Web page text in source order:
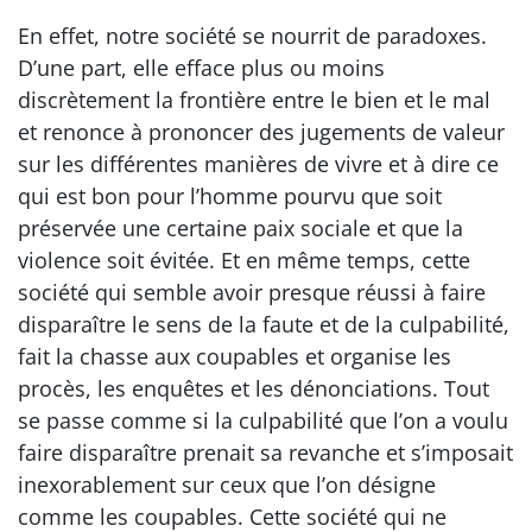
En effet, notre société se nourrit de paradoxes.
D’une part, elle efface plus ou moins
discrètement la frontière entre le bien et le mal
et renonce à prononcer des jugements de valeur
sur les différentes manières de vivre et à dire ce
qui est bon pour l’homme pourvu que soit
préservée une certaine paix sociale et que la
violence soit évitée. Et en même temps, cette
société qui semble avoir presque réussi à faire
disparaître le sens de la faute et de la culpabilité,
fait la chasse aux coupables et organise les
procès, les enquêtes et les dénonciations. Tout
se passe comme si la culpabilité que l’on a voulu
faire disparaître prenait sa revanche et s’imposait
inexorablement sur ceux que l’on désigne
comme les coupables. Cette société qui ne